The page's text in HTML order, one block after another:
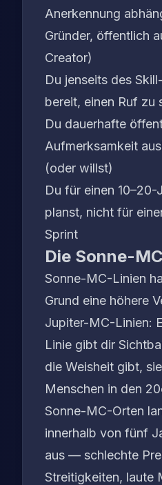
Anerkennung
Gründer, öffentlich
Creator)
Du jenseits des
bereit, einen Ruf zu
Du dauerhafte
Aufmerksamkeit
(oder willst)
Du für einen 10–20-
planst, nicht für
Sprint
Die Sonne-
Sonne-MC-Linien
Grund eine höhere
Jupiter-MC-Linien:
Linie gibt dir
die Weisheit gibt,
Menschen in den
Sonne-MC-Orten
innerhalb von fünf
aus — schlechte
Streitigkeiten, laute